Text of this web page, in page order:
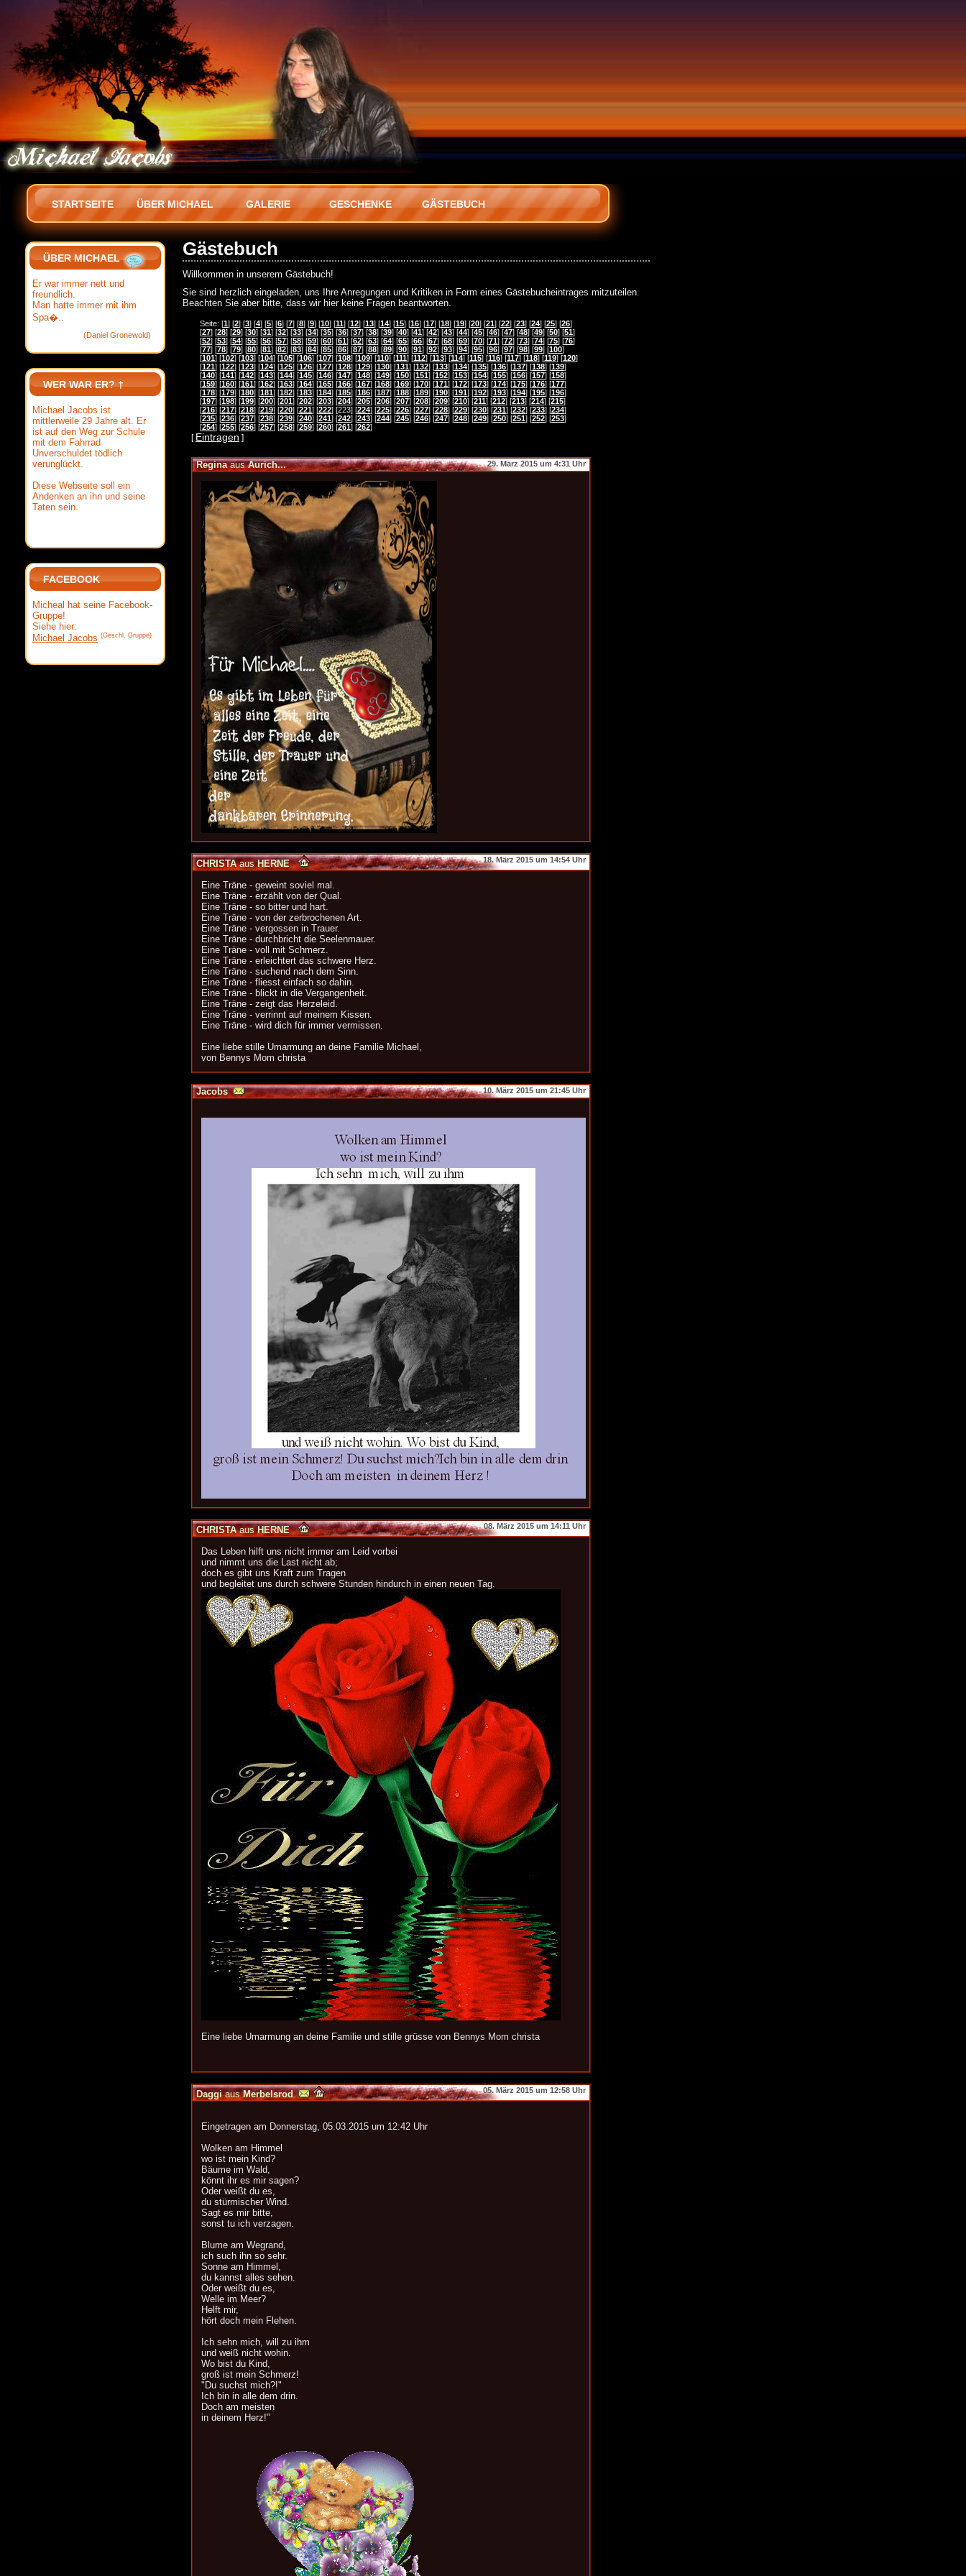
STARTSEITE ÜBER MICHAEL GALERIE GESCHENKE GÄSTEBUCH
Gästebuch
Willkommen in unserem Gästebuch!
Sie sind herzlich eingeladen, uns Ihre Anregungen und Kritiken in Form eines Gästebucheintrages mitzuteilen.
Beachten Sie aber bitte, dass wir hier keine Fragen beantworten.
Seite: [1] [2] [3] [4] [5] [6] [7] [8] [9] [10] [11] [12] [13] [14] [15] [16] [17] [18] [19] [20] [21] [22] [23] [24] [25] [26]
[27] [28] [29] [30] [31] [32] [33] [34] [35] [36] [37] [38] [39] [40] [41] [42] [43] [44] [45] [46] [47] [48] [49] [50] [51]
[52] [53] [54] [55] [56] [57] [58] [59] [60] [61] [62] [63] [64] [65] [66] [67] [68] [69] [70] [71] [72] [73] [74] [75] [76]
[77] [78] [79] [80] [81] [82] [83] [84] [85] [86] [87] [88] [89] [90] [91] [92] [93] [94] [95] [96] [97] [98] [99] [100]
[101] [102] [103] [104] [105] [106] [107] [108] [109] [110] [111] [112] [113] [114] [115] [116] [117] [118] [119] [120]
[121] [122] [123] [124] [125] [126] [127] [128] [129] [130] [131] [132] [133] [134] [135] [136] [137] [138] [139]
[140] [141] [142] [143] [144] [145] [146] [147] [148] [149] [150] [151] [152] [153] [154] [155] [156] [157] [158]
[159] [160] [161] [162] [163] [164] [165] [166] [167] [168] [169] [170] [171] [172] [173] [174] [175] [176] [177]
[178] [179] [180] [181] [182] [183] [184] [185] [186] [187] [188] [189] [190] [191] [192] [193] [194] [195] [196]
[197] [198] [199] [200] [201] [202] [203] [204] [205] [206] [207] [208] [209] [210] [211] [212] [213] [214] [215]
[216] [217] [218] [219] [220] [221] [222] [223] [224] [225] [226] [227] [228] [229] [230] [231] [232] [233] [234]
[235] [236] [237] [238] [239] [240] [241] [242] [243] [244] [245] [246] [247] [248] [249] [250] [251] [252] [253]
[254] [255] [256] [257] [258] [259] [260] [261] [262]
[ Eintragen ]
29. März 2015 um 4:31 Uhr
ReginaausAurich...
18. März 2015 um 14:54 Uhr
CHRISTAausHERNE
Eine Träne - geweint soviel mal.
Eine Träne - erzählt von der Qual.
Eine Träne - so bitter und hart.
Eine Träne - von der zerbrochenen Art.
Eine Träne - vergossen in Trauer.
Eine Träne - durchbricht die Seelenmauer.
Eine Träne - voll mit Schmerz.
Eine Träne - erleichtert das schwere Herz.
Eine Träne - suchend nach dem Sinn.
Eine Träne - fliesst einfach so dahin.
Eine Träne - blickt in die Vergangenheit.
Eine Träne - zeigt das Herzeleid.
Eine Träne - verrinnt auf meinem Kissen.
Eine Träne - wird dich für immer vermissen.
Eine liebe stille Umarmung an deine Familie Michael,
von Bennys Mom christa
10. März 2015 um 21:45 Uhr
Jacobs
08. März 2015 um 14:11 Uhr
CHRISTAausHERNE
Das Leben hilft uns nicht immer am Leid vorbei
und nimmt uns die Last nicht ab;
doch es gibt uns Kraft zum Tragen
und begleitet uns durch schwere Stunden hindurch in einen neuen Tag.
Eine liebe Umarmung an deine Familie und stille grüsse von Bennys Mom christa
05. März 2015 um 12:58 Uhr
DaggiausMerbelsrod
Eingetragen am Donnerstag, 05.03.2015 um 12:42 Uhr
Wolken am Himmel
wo ist mein Kind?
Bäume im Wald,
könnt ihr es mir sagen?
Oder weißt du es,
du stürmischer Wind.
Sagt es mir bitte,
sonst tu ich verzagen.
Blume am Wegrand,
ich such ihn so sehr.
Sonne am Himmel,
du kannst alles sehen.
Oder weißt du es,
Welle im Meer?
Helft mir,
hört doch mein Flehen.
Ich sehn mich, will zu ihm
und weiß nicht wohin.
Wo bist du Kind,
groß ist mein Schmerz!
"Du suchst mich?!"
Ich bin in alle dem drin.
Doch am meisten
in deinem Herz!"
ÜBER MICHAEL
Er war immer nett und
freundlich.
Man hatte immer mit ihm
Spa�..
(Daniel Gronewold)
WER WAR ER? †
Michael Jacobs ist
mittlerweile 29 Jahre alt. Er
ist auf den Weg zur Schule
mit dem Fahrrad
Unverschuldet tödlich
verunglückt.
Diese Webseite soll ein
Andenken an ihn und seine
Taten sein.
FACEBOOK
Micheal hat seine Facebook-
Gruppe!
Siehe hier:
Michael Jacobs (Geschl. Gruppe)